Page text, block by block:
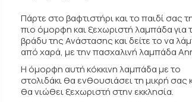
Πάρτε στο βαφτιστήρι και το παιδί σας
πιο όμορφη και ξεχωριστή λαμπάδα για
βράδυ της Ανάστασης και δείτε το να
από χαρά, με την πασχαλινή λαμπάδα
Η όμορφη αυτή κόκκινη λαμπάδα με το
στολιδάκι θα ενθουσιάσει τη μικρή σας
θα νιώθει ξεχωριστή στην εκκλησία.